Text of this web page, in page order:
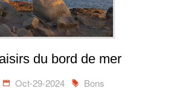
du bord de mer
Oct-29-2024 Bons